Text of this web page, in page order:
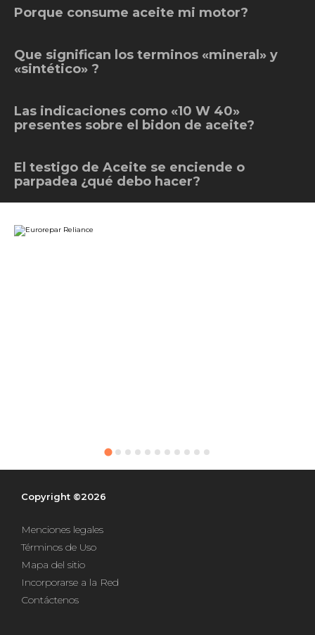
Porque consume aceite mi motor?
Que significan los terminos «mineral» y
«sintético» ?
Las indicaciones como «10 W 40»
presentes sobre el bidon de aceite?
El testigo de Aceite se enciende o
parpadea ¿qué debo hacer?
Copyright ©2026
Menciones legales
Términos de Uso
Mapa del sitio
Incorporarse a la Red
Contáctenos